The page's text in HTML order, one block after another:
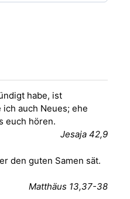
habe, ist
auch Neues; ehe
euch hören.
Jesaja 42,9
den guten Samen sät.
Matthäus 13,37-38